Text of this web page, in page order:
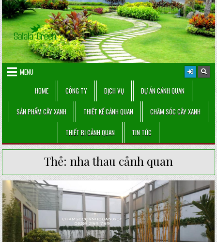
Skip
to
content
MENU
HOME
CÔNG TY DỊCH VỤ DỰ ÁN CẢNH QUAN
SẢN PHẨM CÂY XANH THIẾT KẾ CẢNH QUAN CHĂM SÓC CÂY XANH
THIẾT BỊ CẢNH QUAN TIN TỨC
Thẻ: nha thau cảnh quan
in